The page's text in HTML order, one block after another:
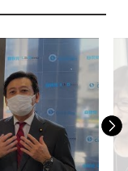
2026年6月25日
の構築に向
政府に提言